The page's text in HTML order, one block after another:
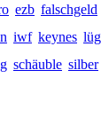
ezb falschgeld
iwf keynes
schäuble silber